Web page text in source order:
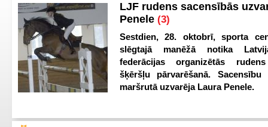
LJF rudens sacensībās
Penele (3)
Sestdien, 28. oktobrī, sporta
slēgtajā manēžā notika
federācijas organizētās
šķēršļu pārvarēšanā. Sacensību
maršrutā uzvarēja Laura Penele.